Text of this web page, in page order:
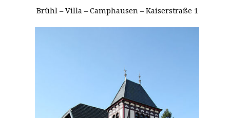
Brühl – Villa – Camphausen – Kaiserstraße 1